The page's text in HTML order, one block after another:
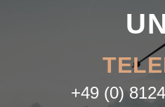
+49 (0)